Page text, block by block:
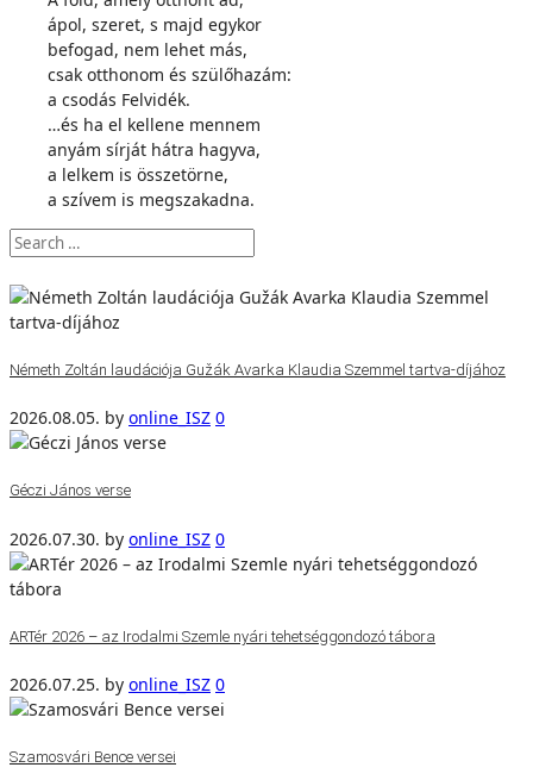
ápol, szeret, s majd egykor
befogad, nem lehet más,
csak otthonom és szülőhazám:
a csodás Felvidék.
…és ha el kellene mennem
anyám sírját hátra hagyva,
a lelkem is összetörne,
a szívem is megszakadna.
Németh Zoltán laudációja Gužák Avarka Klaudia Szemmel tartva-díjához
2026.08.05. by online_ISZ 0
Géczi János verse
2026.07.30. by online_ISZ 0
ARTér 2026 – az Irodalmi Szemle nyári tehetséggondozó tábora
2026.07.25. by online_ISZ 0
Szamosvári Bence versei